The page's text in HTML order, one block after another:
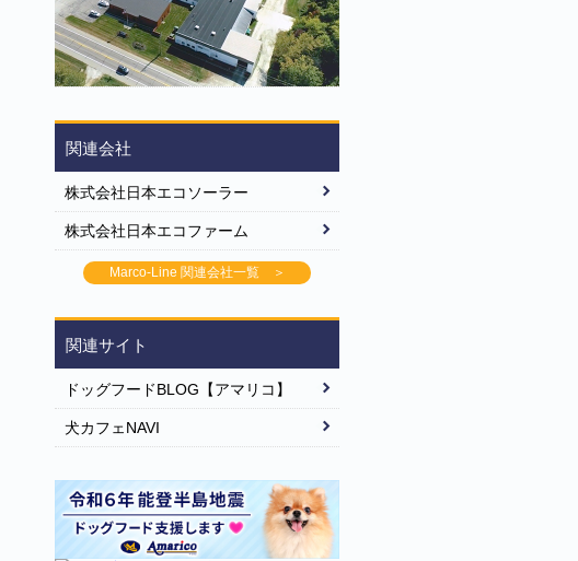
関連会社
株式会社日本エコソーラー
株式会社日本エコファーム
Marco-Line 関連会社一覧 ＞
関連サイト
ドッグフードBLOG【アマリコ】
犬カフェNAVI